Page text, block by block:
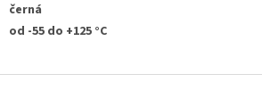
černá
od -55 do +125 °C